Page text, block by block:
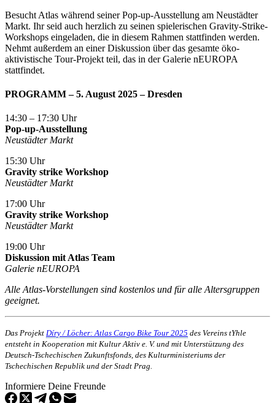
Besucht Atlas während seiner Pop-up-Ausstellung am Neustädter
Markt. Ihr seid auch herzlich zu seinen spielerischen Gravity-Strike-
Workshops eingeladen, die in diesem Rahmen stattfinden werden.
Nehmt außerdem an einer Diskussion über das gesamte öko-
aktivistische Tour-Projekt teil, das in der Galerie nEUROPA
stattfindet.
PROGRAMM– 5. August 2025 – Dresden
14:30 – 17:30 Uhr
Pop-up-Ausstellung
Neustädter Markt
15:30 Uhr
Gravity strike Workshop
Neustädter Markt
17:00 Uhr
Gravity strike Workshop
Neustädter Markt
19:00 Uhr
Diskussion mit Atlas Team
Galerie nEUROPA
Alle Atlas-Vorstellungen sind kostenlos und für alle Altersgruppen
geeignet.
Das Projekt Díry / Löcher: Atlas Cargo Bike Tour 2025 des Vereins tYhle
entsteht in Kooperation mit Kultur Aktiv e. V. und mit Unterstützung des
Deutsch-Tschechischen Zukunftsfonds, des Kulturministeriums der
Tschechischen Republik und der Stadt Prag.
Informiere Deine Freunde